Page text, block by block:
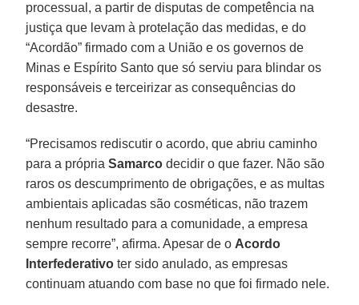
processual, a partir de disputas de competência na
justiça que levam à protelação das medidas, e do
“Acordão” firmado com a União e os governos de
Minas e Espírito Santo que só serviu para blindar os
responsáveis e terceirizar as consequências do
desastre.
“Precisamos rediscutir o acordo, que abriu caminho
para a própriaSamarco decidir o que fazer. Não são
raros os descumprimento de obrigações, e as multas
ambientais aplicadas são cosméticas, não trazem
nenhum resultado para a comunidade, a empresa
sempre recorre”, afirma. Apesar de o Acordo
Interfederativo ter sido anulado, as empresas
continuam atuando com base no que foi firmado nele.